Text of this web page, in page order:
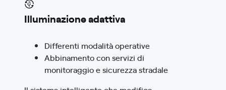
Illuminazione adattiva
Differenti modalità operative
Abbinamento con servizi di
monitoraggio e sicurezza stradale